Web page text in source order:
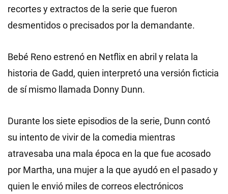
recortes y extractos de la serie que fueron
desmentidos o precisados por la demandante.
Bebé Reno estrenó en Netflix en abril y relata la
historia de Gadd, quien interpretó una versión ficticia
de sí mismo llamada Donny Dunn.
Durante los siete episodios de la serie, Dunn contó
su intento de vivir de la comedia mientras
atravesaba una mala época en la que fue acosado
por Martha, una mujer a la que ayudó en el pasado y
quien le envió miles de correos electrónicos